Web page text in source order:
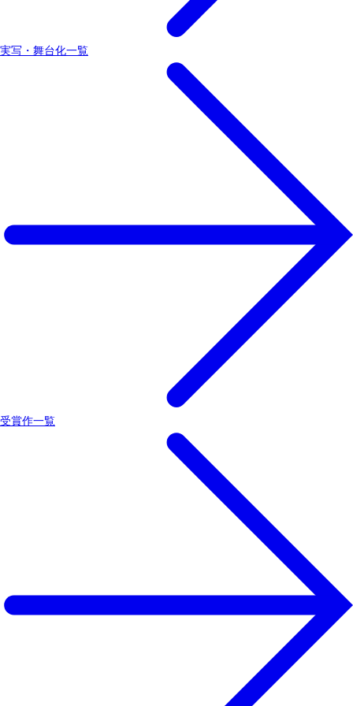
実写・舞台化一覧
受賞作一覧